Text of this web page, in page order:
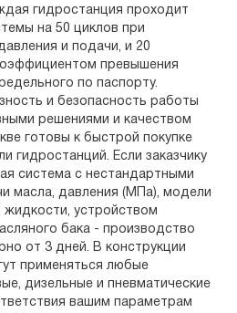
гидростанция проходит
на 50 циклов при
и подачи, и 20
превышения
по паспорту.
и безопасность работы
решениями и качеством
готовы к быстрой покупке
гидростанций. Если заказчику
система с нестандартными
масла, давления (МПа), модели
жидкости, устройством
бака - производство
от 3 дней. В конструкции
применяться любые
дизельные и пневматические
вашим параметрам